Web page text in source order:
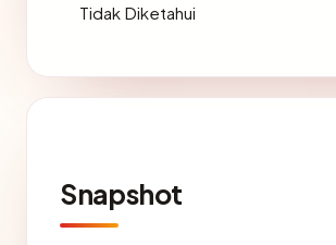
Tidak Diketahui
Snapshot